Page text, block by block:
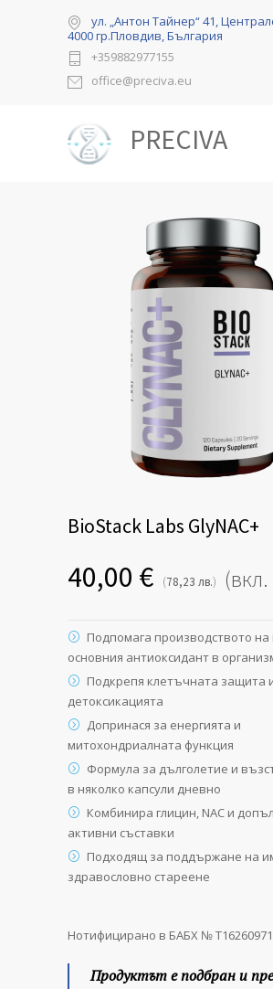
ул. „Антон Тайнер“ 41,
4000 гр.Пловдив, България
+359882977155
office@preciva.eu
PRECIVA
BioStack Labs GlyNAC+
40,00 € (78,23 лв.)
Подпомага производството на
основния антиоксидант в
Подкрепя клетъчната защита
детоксикацията
Допринася за енергията и
митохондриалната функция
Формула за дълголетие и
в няколко капсули дневно
Комбинира глицин, NAC и
активни съставки
Подходящ за поддържане на
здравословно стареене
Нотифицирано в БАБХ №
Продуктът е подбран и